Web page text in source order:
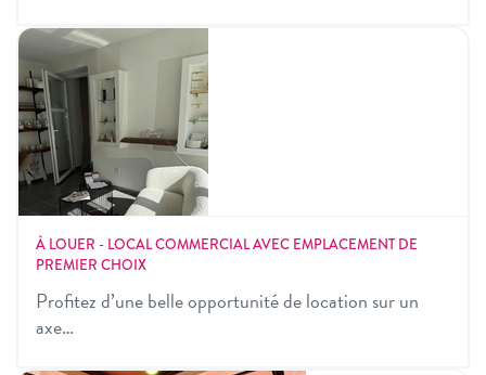
À LOUER - LOCAL COMMERCIAL AVEC EMPLACEMENT DE
PREMIER CHOIX
Profitez d’une belle opportunité de location sur un
axe…